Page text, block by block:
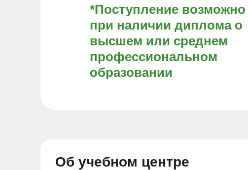
*Поступление возможно
при наличии диплома о
высшем или среднем
профессиональном
образовании
Об учебном центре